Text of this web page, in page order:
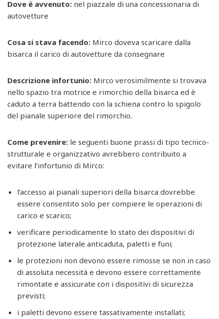
Dove è avvenuto: nel piazzale di una concessionaria di
autovetture
Cosa si stava facendo: Mirco doveva scaricare dalla
bisarca il carico di autovetture da consegnare
Descrizione infortunio: Mirco verosimilmente si trovava
nello spazio tra motrice e rimorchio della bisarca ed è
caduto a terra battendo con la schiena contro lo spigolo
del pianale superiore del rimorchio.
Come prevenire: le seguenti buone prassi di tipo tecnico-
strutturale e organizzativo avrebbero contribuito a
evitare l’infortunio di Mirco:
l’accesso ai pianali superiori della bisarca dovrebbe
essere consentito solo per compiere le operazioni di
carico e scarico;
verificare periodicamente lo stato dei dispositivi di
protezione laterale anticaduta, paletti e funi;
le protezioni non devono essere rimosse se non in caso
di assoluta necessità e devono essere correttamente
rimontate e assicurate con i dispositivi di sicurezza
previsti;
i paletti devono essere tassativamente installati;